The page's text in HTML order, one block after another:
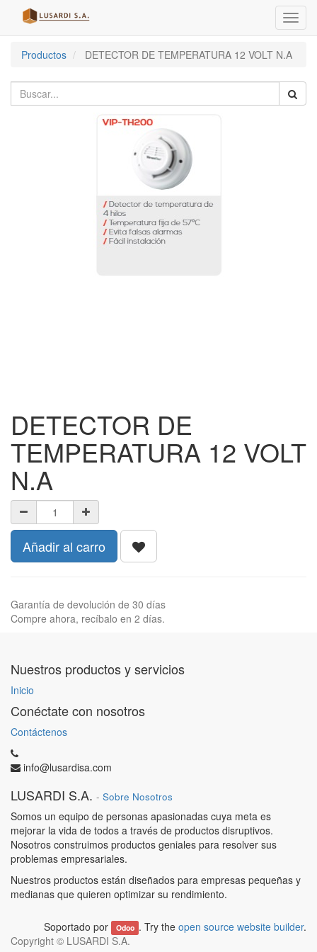
Menú
de
Productos DETECTOR DE TEMPERATURA 12 VOLT N.A
DETECTOR DE
TEMPERATURA 12 VOLT
N.A
Añadir al carro
Garantía de devolución de 30 días
Compre ahora, recíbalo en 2 días.
Nuestros productos y servicios
Inicio
Conéctate con nosotros
Contáctenos
info@lusardisa.com
LUSARDI S.A. - Sobre Nosotros
Somos un equipo de personas apasionadas cuya meta es
mejorar la vida de todos a través de productos disruptivos.
Nosotros construimos productos geniales para resolver sus
problemas empresariales.
Nuestros productos están diseñados para empresas pequeñas y
medianas que quieren optimizar su rendimiento.
Soportado por Odoo . Try the open source website builder.
Copyright © LUSARDI S.A.